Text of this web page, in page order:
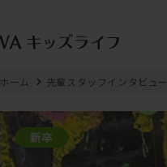
ホーム 先輩スタッフインタビュー
新卒